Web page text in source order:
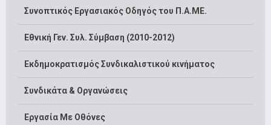
Συνοπτικός Εργασιακός Οδηγός του Π.Α.ΜΕ.
Εθνική Γεν. Συλ. Σύμβαση (2010-2012)
Εκδημοκρατισμός Συνδικαλιστικού κινήματος
Συνδικάτα & Οργανώσεις
Εργασία Με Οθόνες